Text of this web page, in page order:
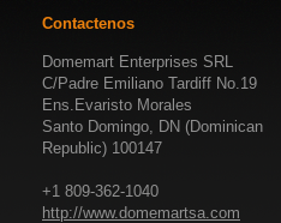
Contactenos
Domemart Enterprises SRL
C/Padre Emiliano Tardiff No.19
Ens.Evaristo Morales
Santo Domingo, DN (Dominican
Republic) 100147
+1 809-362-1040
http://www.domemartsa.com